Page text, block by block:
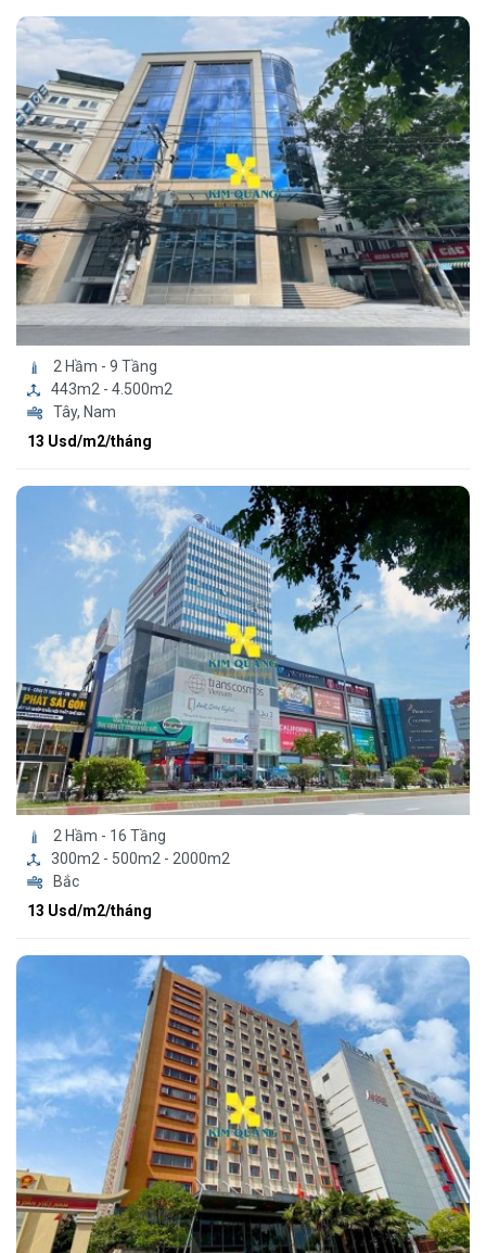
2 Hầm - 9 Tầng
443m2 - 4.500m2
Tây, Nam
13 Usd/m2/tháng
2 Hầm - 16 Tầng
300m2 - 500m2 - 2000m2
Bắc
13 Usd/m2/tháng